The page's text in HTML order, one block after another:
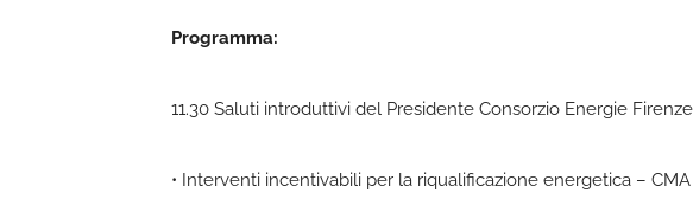
Programma:
11.30 Saluti introduttivi del Presidente Consorzio Energie Firenze
• Interventi incentivabili per la riqualificazione energetica – CMA